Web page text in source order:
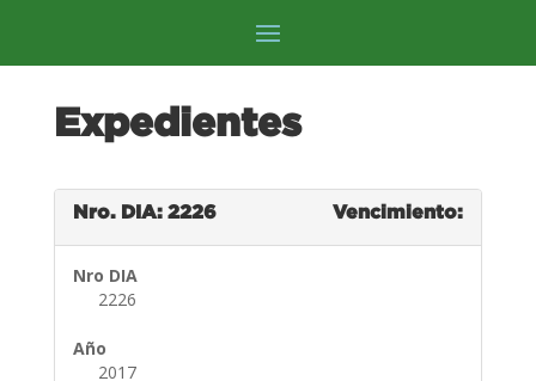
Expedientes
Nro. DIA: 2226 Vencimiento:
Nro DIA
2226
Año
2017